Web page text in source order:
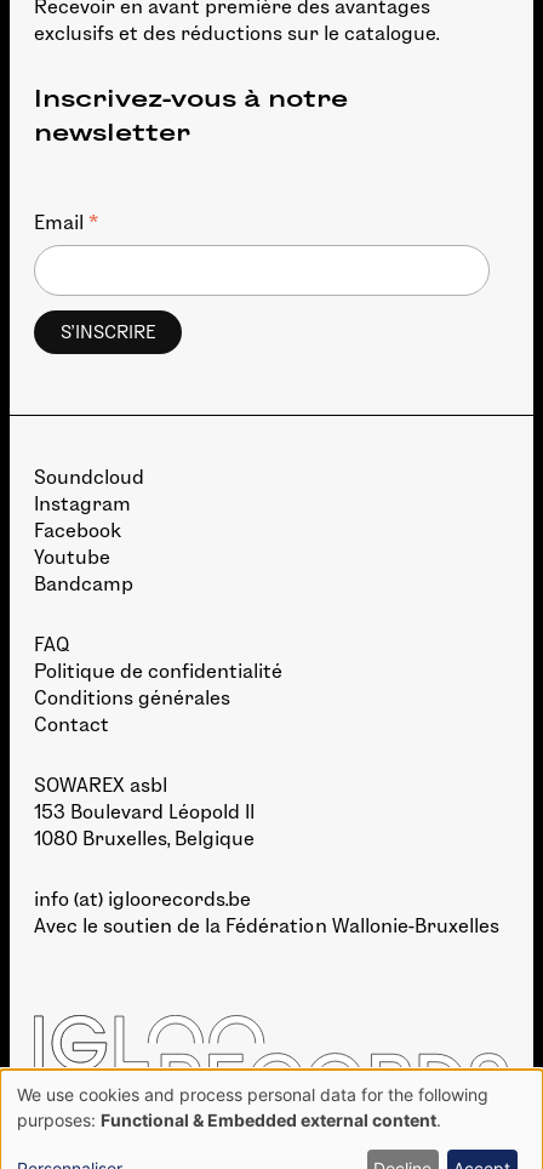
Recevoir en avant première des avantages
exclusifs et des réductions sur le catalogue.
Inscrivez-vous à notre
newsletter
Email *
Soundcloud
Instagram
Facebook
Youtube
Bandcamp
FAQ
Politique de confidentialité
Conditions générales
Contact
SOWAREX asbl
153 Boulevard Léopold II
1080 Bruxelles, Belgique
info (at) igloorecords.be
Avec le soutien de la Fédération Wallonie-Bruxelles
Use
of
personal
We use cookies and process personal data for the following
purposes: Functional & Embedded external content.